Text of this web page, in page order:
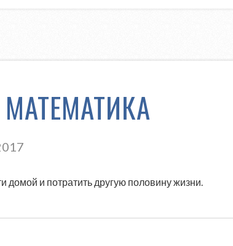
домой и потратить другую половину жизни.